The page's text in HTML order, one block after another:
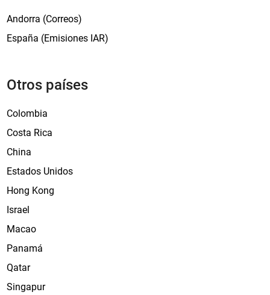
Andorra (Correos)
España (Emisiones IAR)
Otros países
Colombia
Costa Rica
China
Estados Unidos
Hong Kong
Israel
Macao
Panamá
Qatar
Singapur